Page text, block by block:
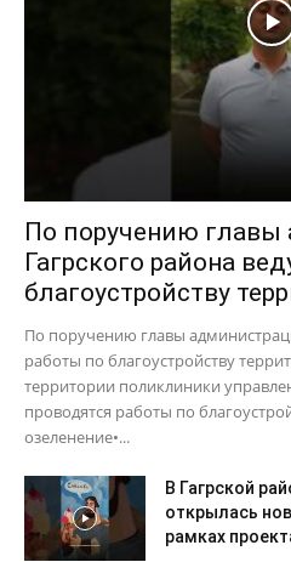
По поручению главы
Гагрского района
благоустройству
По поручению главы
работы по благоустройству
территории поликлиники
проводятся работы по
озеленение•...
В Гагрской
открылась
рамках